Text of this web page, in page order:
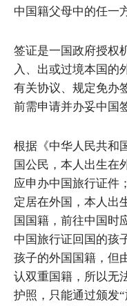
中国籍父母中的任一
签证是一国政府授权
入、出或过境本国的
有关协议、规定免办
前需申请并办妥中国
根据《中华人民共和
国公民，本人出生在
应申办中国旅行证件
定居在外国，本人出
国国籍，前往中国时
中国旅行证回国的孩
孩子的外国国籍，但
认双重国籍，所以无
护照，只能通过颁发